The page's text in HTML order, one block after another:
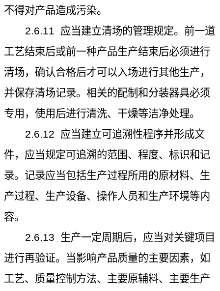
不得对产品造成污染。
2.6.11 应当建立清场的管理规定。前一道
工艺结束后或前一种产品生产结束后必须进行
清场，确认合格后才可以入场进行其他生产，
并保存清场记录。相关的配制和分装器具必须
专用，使用后进行清洗、干燥等洁净处理。
2.6.12 应当建立可追溯性程序并形成文
件，应当规定可追溯的范围、程度、标识和记
录。记录应当包括生产过程所用的原材料、生
产过程、生产设备、操作人员和生产环境等内
容。
2.6.13 生产一定周期后，应当对关键项目
进行再验证。当影响产品质量的主要因素，如
工艺、质量控制方法、主要原辅料、主要生产